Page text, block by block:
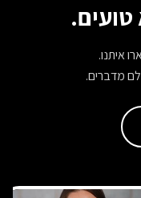
איתנו.
מדברים.